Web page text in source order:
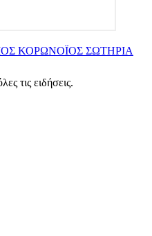
ΚΟΡΩΝΟΪΟΣ ΣΩΤΗΡΙΑ
τις ειδήσεις.